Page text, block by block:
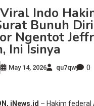
Indo
Bunuh Diri
Ngentot
Ini Isinya
May 14, 2026 qu7qw 0
iNews.id – Hakim federal